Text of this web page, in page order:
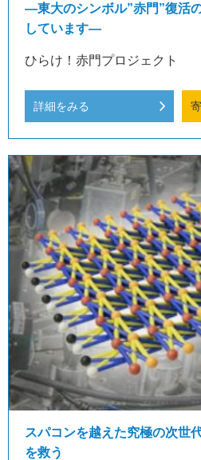
―東大のシンボル”赤門”復活
しています―
ひらけ！赤門プロジェクト
詳細をみる
スパコンを越えた究極の次世
を救う